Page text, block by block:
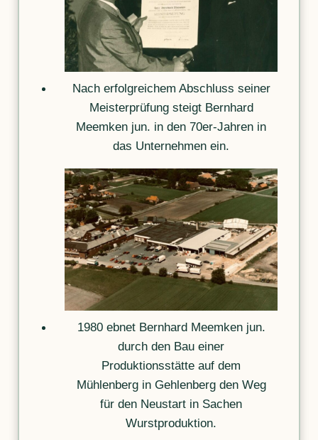
Nach erfolgreichem Abschluss seiner
Meisterprüfung steigt Bernhard
Meemken jun. in den 70er-Jahren in
das Unternehmen ein.
1980 ebnet Bernhard Meemken jun.
durch den Bau einer
Produktionsstätte auf dem
Mühlenberg in Gehlenberg den Weg
für den Neustart in Sachen
Wurstproduktion.